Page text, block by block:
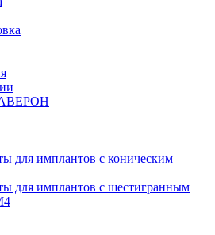
АВЕРОН
для имплантов с коническим
для имплантов с шестигранным